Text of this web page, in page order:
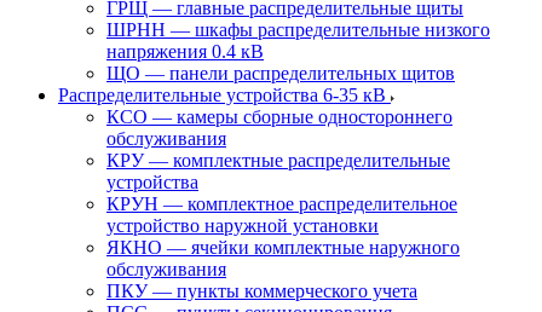
ГРЩ — главные распределительные щиты
ШРНН — шкафы распределительные низкого
напряжения 0.4 кВ
ЩО — панели распределительных щитов
Распределительные устройства 6-35 кВ
КСО — камеры сборные одностороннего
обслуживания
КРУ — комплектные распределительные
устройства
КРУН — комплектное распределительное
устройство наружной установки
ЯКНО — ячейки комплектные наружного
обслуживания
ПКУ — пункты коммерческого учета